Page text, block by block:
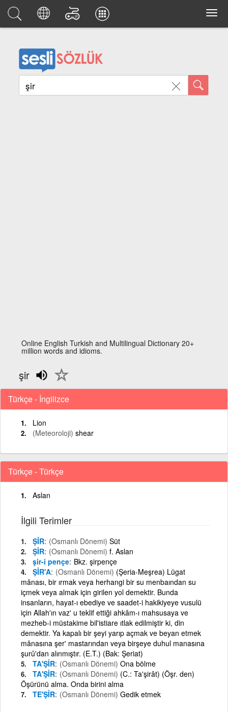
Online English Turkish and Multilingual Dictionary 20+
million words and idioms.
şir
Türkçe - İngilizce
Lion
(Meteoroloji) shear
Türkçe - Türkçe
Aslan
İlgili Terimler
ŞİR (Osmanlı Dönemi) Süt
ŞİR (Osmanlı Dönemi) f. Aslan
şir-i pençe Bkz. şirpençe
ŞİR'A (Osmanlı Dönemi) (Şeria-Meşrea) Lügat
mânası, bir ırmak veya herhangi bir su menbaından su
içmek veya almak için girilen yol demektir. Bunda
insanların, hayat-ı ebediye ve saadet-i hakikiyeye vusulü
için Allah'ın vaz' u teklif ettiği ahkâm-ı mahsusaya ve
mezheb-i müstakime bil'istiare ıtlak edilmiştir ki, din
demektir. Ya kapalı bir şeyi yarıp açmak ve beyan etmek
mânasına şer' mastarından veya birşeye duhul manasına
şurû'dan alınmıştır. (E.T.) (Bak: Şeriat)
TA'ŞİR (Osmanlı Dönemi) Ona bölme
TA'ŞİR (Osmanlı Dönemi) (C.: Ta'şirât) (Öşr. den)
Öşürünü alma. Onda birini alma
TE'ŞİR (Osmanlı Dönemi) Gedik etmek